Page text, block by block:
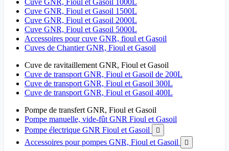
Cuve GNR, Fioul et Gasoil 1000L
Cuve GNR, Fioul et Gasoil 1500L
Cuve GNR, Fioul et Gasoil 2000L
Cuve GNR, Fioul et Gasoil 5000L
Accessoires pour cuve GNR, fioul et Gasoil
Cuves de Chantier GNR, Fioul et Gasoil
Cuve de ravitaillement GNR, Fioul et Gasoil
Cuve de transport GNR, Fioul et Gasoil de 200L
Cuve de transport GNR, Fioul et Gasoil 300L
Cuve de transport GNR, Fioul et Gasoil 400L
Pompe de transfert GNR, Fioul et Gasoil
Pompe manuelle, vide-fût GNR Fioul et Gasoil
Pompe électrique GNR Fioul et Gasoil

Accessoires pour pompes GNR, Fioul et Gasoil 